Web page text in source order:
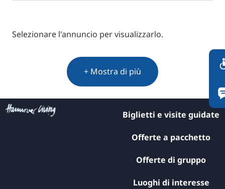
Selezionare l'annuncio per visualizzarlo.
+ Mostra di più
Biglietti e visite guidate
Offerte a pacchetto
Offerte di gruppo
Luoghi di interesse